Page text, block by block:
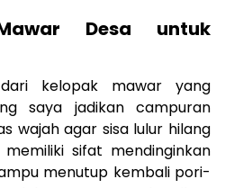
Desa untuk
kelopak mawar yang
saya jadikan campuran
wajah agar sisa lulur hilang
sifat mendinginkan
menutup kembali pori-